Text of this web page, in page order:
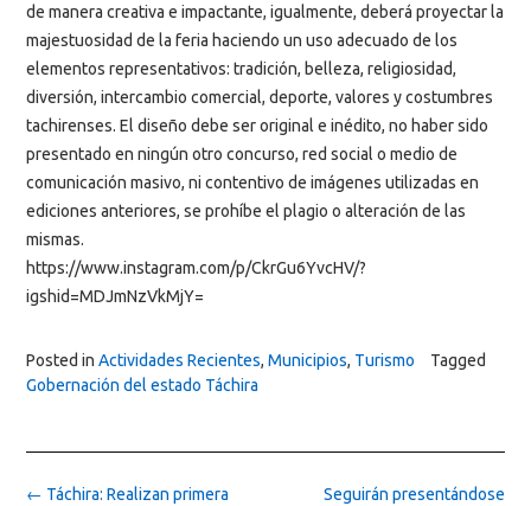
de manera creativa e impactante, igualmente, deberá proyectar la
majestuosidad de la feria haciendo un uso adecuado de los
elementos representativos: tradición, belleza, religiosidad,
diversión, intercambio comercial, deporte, valores y costumbres
tachirenses. El diseño debe ser original e inédito, no haber sido
presentado en ningún otro concurso, red social o medio de
comunicación masivo, ni contentivo de imágenes utilizadas en
ediciones anteriores, se prohíbe el plagio o alteración de las
mismas.
https://www.instagram.com/p/CkrGu6YvcHV/?
igshid=MDJmNzVkMjY=
Posted in Actividades Recientes, Municipios, Turismo
Tagged
Gobernación del estado Táchira
Post Seguirán presentándose
← Táchira: Realizan primera